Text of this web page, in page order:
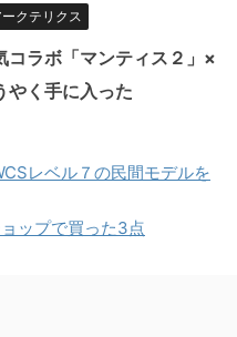
ークテリクス
コラボ「マンティス２」×
やく手に入った
レベル７の民間モデルを
ップで買った3点